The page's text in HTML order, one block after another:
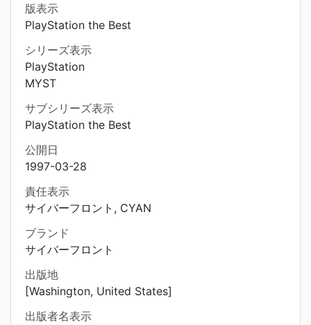
版表示
PlayStation the Best
シリーズ表示
PlayStation
MYST
サブシリーズ表示
PlayStation the Best
公開日
1997-03-28
責任表示
サイバーフロント, CYAN
ブランド
サイバーフロント
出版地
[Washington, United States]
出版者名表示